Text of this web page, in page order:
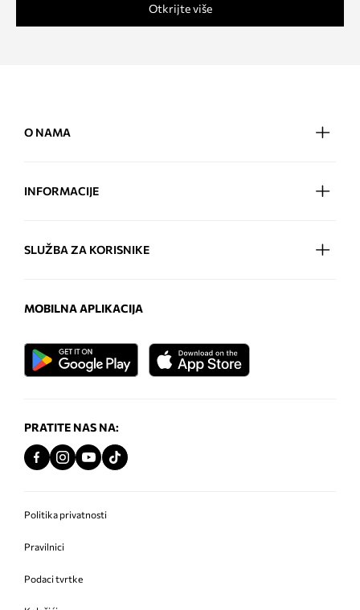
Otkrijte više
O NAMA
INFORMACIJE
SLUŽBA ZA KORISNIKE
MOBILNA APLIKACIJA
PRATITE NAS NA:
Politika privatnosti
Pravilnici
Podaci tvrtke